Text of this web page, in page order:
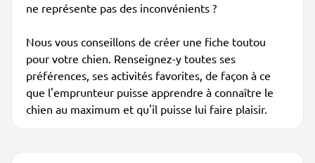
ne représente pas des inconvénients ?
Nous vous conseillons de créer une fiche toutou
pour votre chien. Renseignez-y toutes ses
préférences, ses activités favorites, de façon à ce
que l'emprunteur puisse apprendre à connaître le
chien au maximum et qu'il puisse lui faire plaisir.